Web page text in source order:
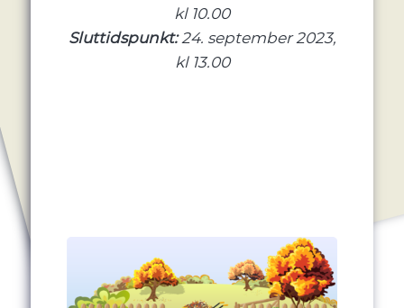
kl 10.00
Sluttidspunkt:24. september 2023,
kl 13.00